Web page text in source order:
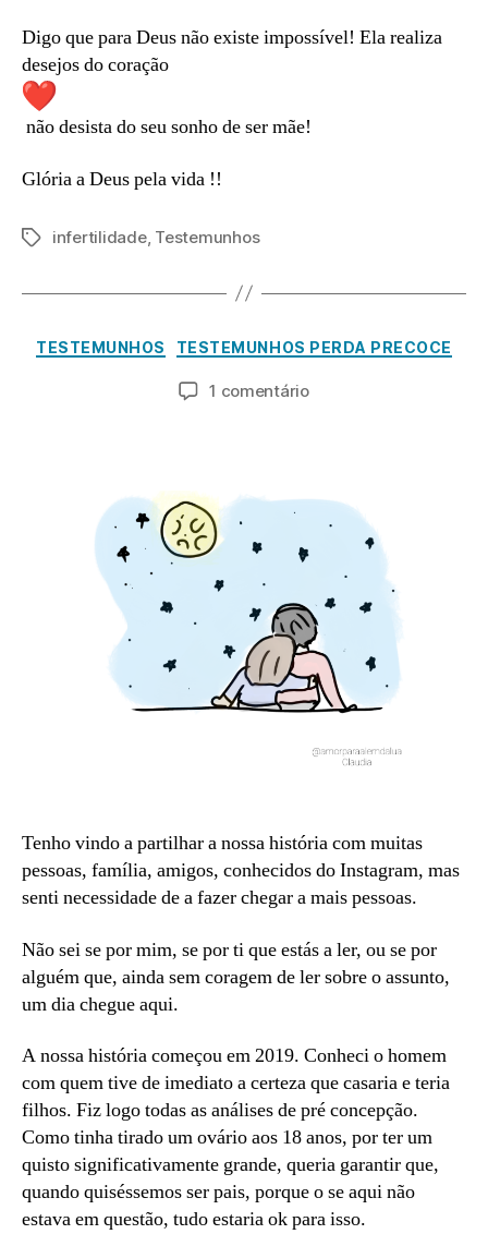
Digo que para Deus não existe impossível! Ela realiza
desejos do coração
não desista do seu sonho de ser mãe!
Glória a Deus pela vida !!
Etiquetas
infertilidade, Testemunhos
Categorias
TESTEMUNHOS TESTEMUNHOS PERDA PRECOCE
Autor
r
a
d
Data
o
t
5
4
1 comentárioem
Tenho vindo a partilhar a nossa história com muitas
pessoas, família, amigos, conhecidos do Instagram, mas
senti necessidade de a fazer chegar a mais pessoas.
Não sei se por mim, se por ti que estás a ler, ou se por
alguém que, ainda sem coragem de ler sobre o assunto,
um dia chegue aqui.
A nossa história começou em 2019. Conheci o homem
com quem tive de imediato a certeza que casaria e teria
filhos. Fiz logo todas as análises de pré concepção.
Como tinha tirado um ovário aos 18 anos, por ter um
quisto significativamente grande, queria garantir que,
quando quiséssemos ser pais, porque o se aqui não
estava em questão, tudo estaria ok para isso.